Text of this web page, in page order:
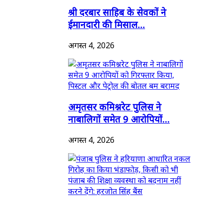
श्री दरबार साहिब के सेवकों ने
ईमानदारी की मिसाल...
अगस्त 4, 2026
अमृतसर कमिश्नरेट पुलिस ने
नाबालिगों समेत 9 आरोपियों...
अगस्त 4, 2026